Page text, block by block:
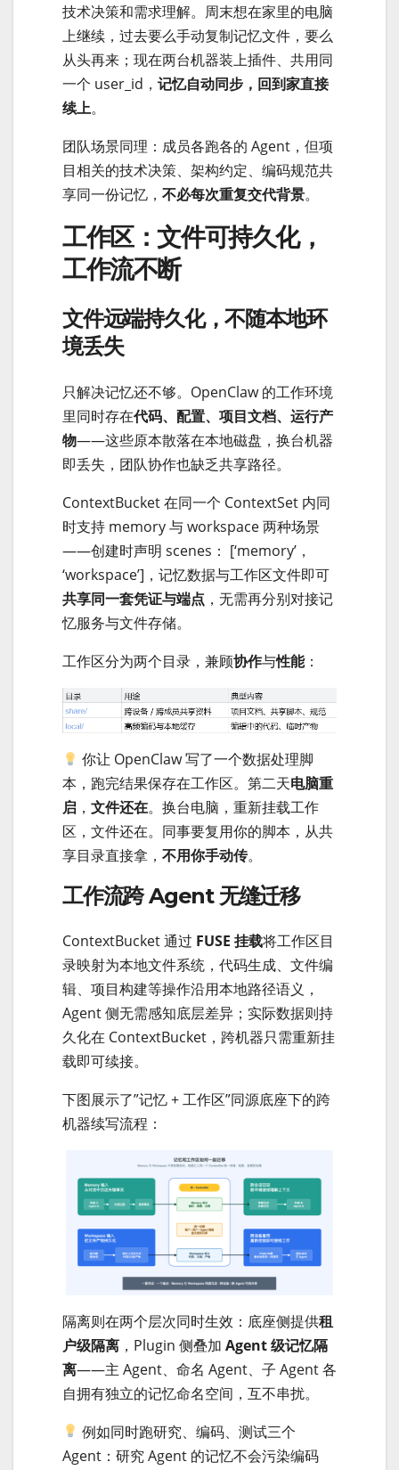
技术决策和需求理解。周末想在家里的电脑
上继续，过去要么手动复制记忆文件，要么
从头再来；现在两台机器装上插件、共用同
一个 user_id， 记忆自动同步，回到家直接
续上。
团队场景同理：成员各跑各的 Agent，但项
目相关的技术决策、架构约定、编码规范共
享同一份记忆， 不必每次重复交代背景。
工作区：文件可持久化，
工作流不断
文件远端持久化，不随本地环
境丢失
只解决记忆还不够。OpenClaw 的工作环境
里同时存在代码、配置、项目文档、运行产
物——这些原本散落在本地磁盘，换台机器
即丢失，团队协作也缺乏共享路径。
ContextBucket 在同一个 ContextSet 内同
时支持 memory 与 workspace 两种场景
——创建时声明 scenes： [‘memory’，
‘workspace’]，记忆数据与工作区文件即可
共享同一套凭证与端点 ，无需再分别对接记
忆服务与文件存储。
工作区分为两个目录，兼顾协作与性能：
你让 OpenClaw 写了一个数据处理脚
本，跑完结果保存在工作区。第二天电脑重
启 ， 文件还在。换台电脑，重新挂载工作
区，文件还在。同事要复用你的脚本，从共
享目录直接拿， 不用你手动传。
工作流跨 Agent 无缝迁移
ContextBucket 通过 FUSE 挂载将工作区目
录映射为本地文件系统，代码生成、文件编
辑、项目构建等操作沿用本地路径语义，
Agent 侧无需感知底层差异；实际数据则持
久化在 ContextBucket，跨机器只需重新挂
载即可续接。
下图展示了”记忆 + 工作区”同源底座下的跨
机器续写流程：
隔离则在两个层次同时生效：底座侧提供租
户级隔离 ，Plugin 侧叠加 Agent 级记忆隔
离——主 Agent、命名 Agent、子 Agent 各
自拥有独立的记忆命名空间，互不串扰。
例如同时跑研究、编码、测试三个
Agent：研究 Agent 的记忆不会污染编码